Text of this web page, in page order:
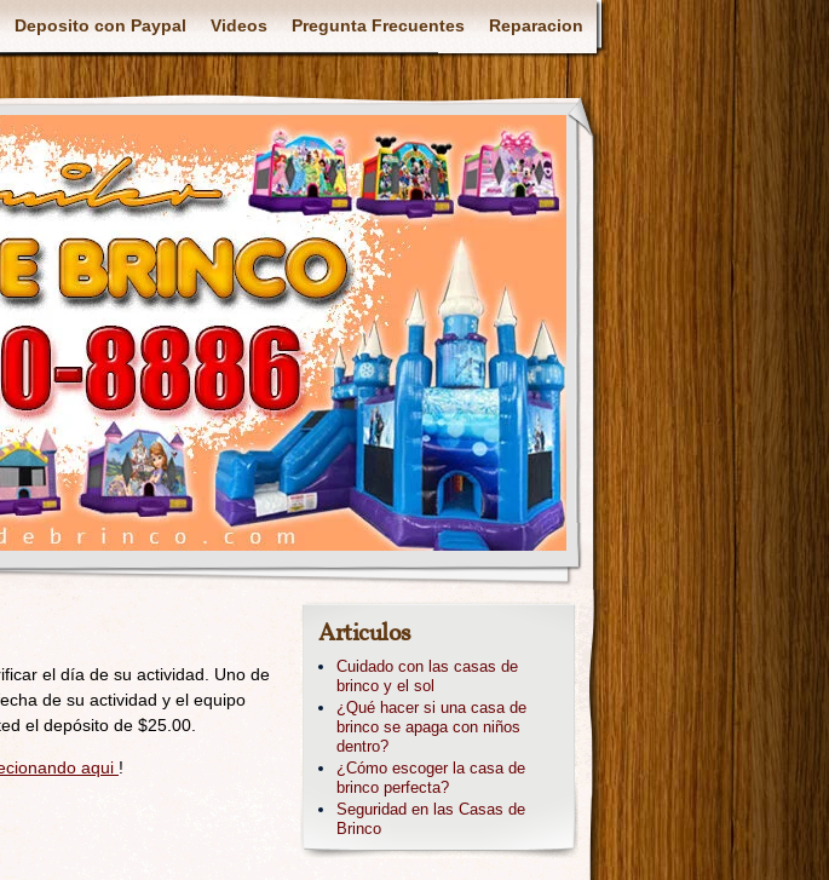
Deposito con Paypal Videos Pregunta Frecuentes Reparacion
el día de su actividad. Uno de
de su actividad y el equipo
el depósito de $25.00.
aqui !
Articulos
Cuidado con las casas de
brinco y el sol
¿Qué hacer si una casa de
brinco se apaga con niños
dentro?
¿Cómo escoger la casa de
brinco perfecta?
Seguridad en las Casas de
Brinco